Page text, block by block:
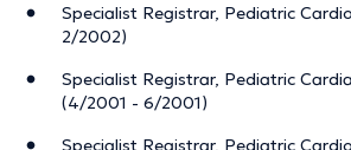
Specialist Registrar, Pediatric
2/2002)
Specialist Registrar, Pediatric
(4/2001 - 6/2001)
Specialist Registrar, Pediatric